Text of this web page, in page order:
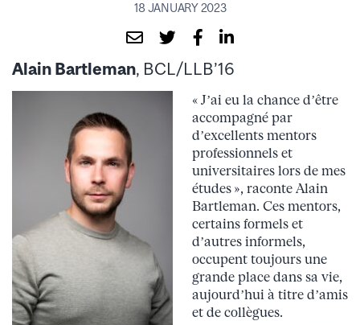
18 JANUARY 2023
Alain Bartleman, BCL/LLB’16
« J’ai eu la chance d’être
accompagné par
d’excellents mentors
professionnels et
universitaires lors de mes
études », raconte Alain
Bartleman. Ces mentors,
certains formels et
d’autres informels,
occupent toujours une
grande place dans sa vie,
aujourd’hui à titre d’amis
et de collègues.